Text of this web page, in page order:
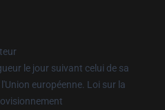
le jour suivant celui de sa
européenne. Loi sur la